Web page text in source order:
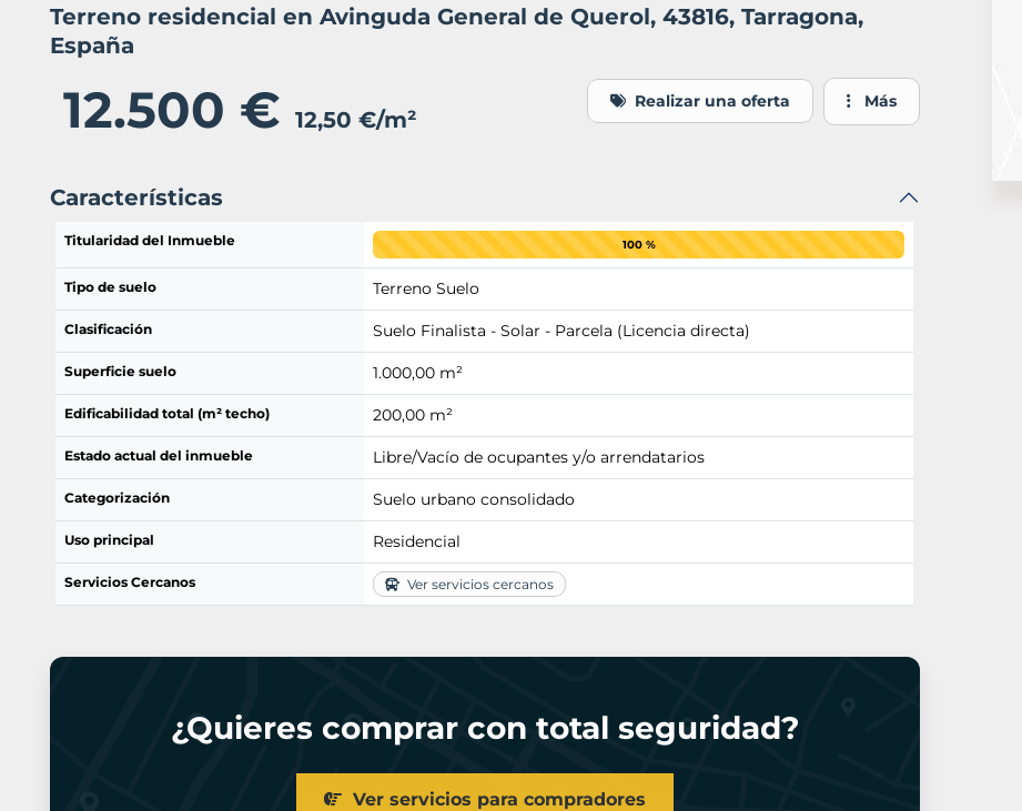
Terreno residencial en Avinguda General de Querol, 43816, Tarragona,
España
12.500 € 12,50 €/m²
Realizar una oferta Más
Características
Titularidad del Inmueble 100 %
Tipo de suelo Terreno Suelo
Clasificación Suelo Finalista - Solar - Parcela (Licencia directa)
Superficie suelo 1.000,00 m²
Edificabilidad total (m² techo) 200,00 m²
Estado actual del inmueble Libre/Vacío de ocupantes y/o arrendatarios
Categorización Suelo urbano consolidado
Uso principal Residencial
Servicios Cercanos Ver servicios cercanos
¿Quieres comprar con total seguridad?
Ver servicios para compradores